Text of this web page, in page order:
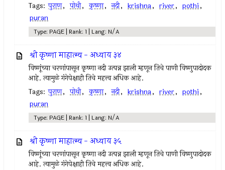
Tags: पुराण, पोथी, कृष्णा, नदी, krishna, river, pothi,
puran
Type: PAGE | Rank: 1 | Lang: N/A
श्री कृष्णा माहात्म्य - अध्याय ३४
विष्णूंच्या चरणांपासून कृष्णा नदी उत्पन्न झाली म्हणून तिचे पाणी विष्णुपादोदक
आहे. त्यामुळे गंगेपेक्षाही तिचे महत्त्व अधिक आहे.
Tags: पुराण, पोथी, कृष्णा, नदी, krishna, river, pothi,
puran
Type: PAGE | Rank: 1 | Lang: N/A
श्री कृष्णा माहात्म्य - अध्याय ३५
विष्णूंच्या चरणांपासून कृष्णा नदी उत्पन्न झाली म्हणून तिचे पाणी विष्णुपादोदक
आहे. त्यामुळे गंगेपेक्षाही तिचे महत्त्व अधिक आहे.